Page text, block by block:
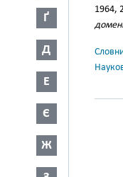
Ґ
Д
Е
Є
Ж
1964,